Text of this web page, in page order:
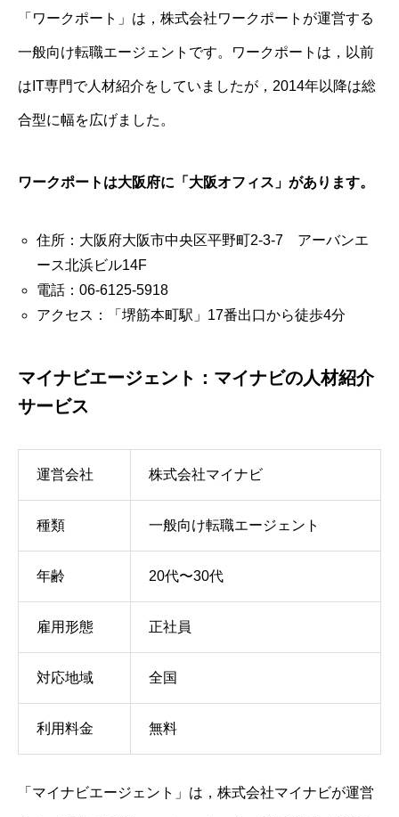
「ワークポート」は，株式会社ワークポートが運営する
一般向け転職エージェントです。ワークポートは，以前
はIT専門で人材紹介をしていましたが，2014年以降は総
合型に幅を広げました。
ワークポートは大阪府に「大阪オフィス」があります。
住所：大阪府大阪市中央区平野町2-3-7 アーバンエ
ース北浜ビル14F
電話：06-6125-5918
アクセス：「堺筋本町駅」17番出口から徒歩4分
マイナビエージェント：マイナビの人材紹介
サービス
運営会社 株式会社マイナビ
種類 一般向け転職エージェント
年齢 20代〜30代
雇用形態 正社員
対応地域 全国
利用料金 無料
「マイナビエージェント」は，株式会社マイナビが運営